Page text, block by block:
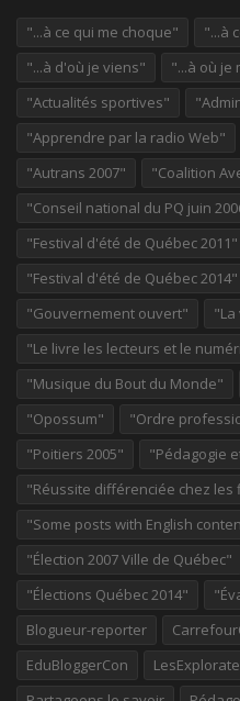
"...à ce qui me choque"
"...à
"...à d'où je viens"
"...à où je
"Actualités sportives"
"Apprendre par la radio Web"
"Autrans 2007"
"Coalition
"Conseil national du PQ juin
"Festival d'été de Québec 2011"
"Festival d'été de Québec 2014"
"Gouvernement ouvert"
"La
"Le livre les lecteurs et le
"Musique du Bout du Monde"
"Opossum"
"Ordre
"Poitiers 2005"
"Pédagogie
"Réussite différenciée chez les
"Some posts with English
"Élection 2007 Ville de Québec"
"Élections Québec 2014"
Blogueur-reporter
EduBloggerCon